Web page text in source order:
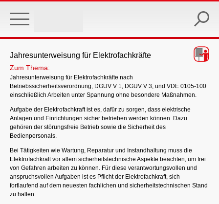
main
Jahresunterweisung für Elektrofachkräfte
Zum Thema:
Jahresunterweisung für Elektrofachkräfte nach
Betriebssicherheitsverordnung, DGUV V 1, DGUV V 3, und VDE 0105-100
einschließlich Arbeiten unter Spannung ohne besondere Maßnahmen.
Aufgabe der Elektrofachkraft ist es, dafür zu sorgen, dass elektrische
Anlagen und Einrichtungen sicher betrieben werden können. Dazu
gehören der störungsfreie Betrieb sowie die Sicherheit des
Bedienpersonals.
Bei Tätigkeiten wie Wartung, Reparatur und Instandhaltung muss die
Elektrofachkraft vor allem sicherheitstechnische Aspekte beachten, um frei
von Gefahren arbeiten zu können. Für diese verantwortungsvollen und
anspruchsvollen Aufgaben ist es Pflicht der Elektrofachkraft, sich
fortlaufend auf dem neuesten fachlichen und sicherheitstechnischen Stand
zu halten.